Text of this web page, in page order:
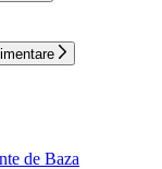
de Baza